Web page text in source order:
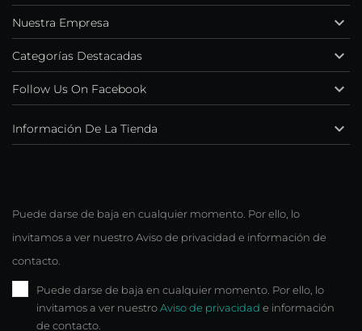
Información De La Tienda 
Puede darse de baja en cualquier momento. Por ello, lo
invitamos a ver nuestro Aviso de privacidad e información de
contacto.
Puede darse de baja en cualquier momento. Por ello, lo
invitamos a ver nuestroAviso de privacidad e información
de contacto.
Nuestra Empresa 
Categorías Destacadas 
Follow Us On Facebook 